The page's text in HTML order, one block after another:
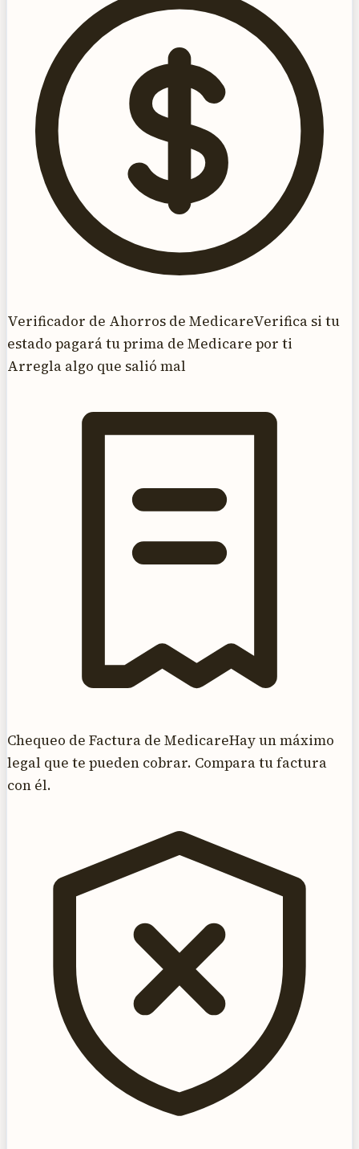
Verificador de Ahorros de MedicareVerifica si tu
estado pagará tu prima de Medicare por ti
Arregla algo que salió mal
Chequeo de Factura de MedicareHay un máximo
legal que te pueden cobrar. Compara tu factura
con él.